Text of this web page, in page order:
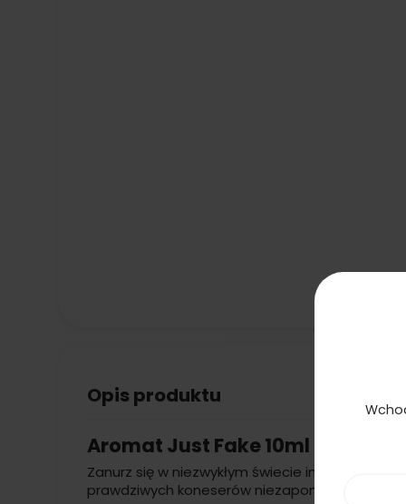
Opis produktu
Aromat Just Fake 10ml - Lodowy
Zanurz się w niezwykłym świecie intensywnych
prawdziwych koneserów niezapomnianych